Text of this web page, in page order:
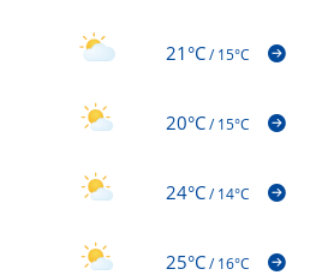
21°C/15°C
20°C/15°C
24°C/14°C
25°C/16°C